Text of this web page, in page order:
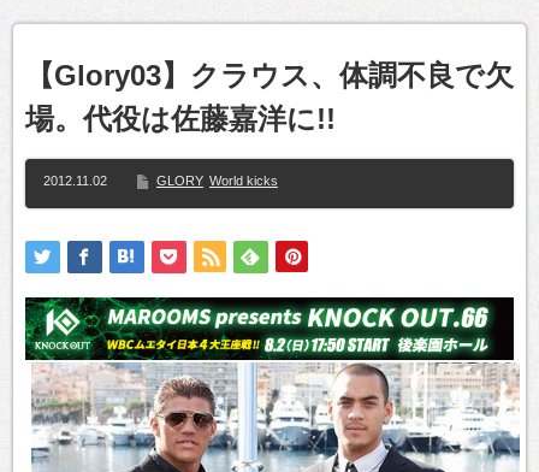
【Glory03】クラウス、体調不良で欠
場。代役は佐藤嘉洋に!!
2012.11.02 GLORY World kicks